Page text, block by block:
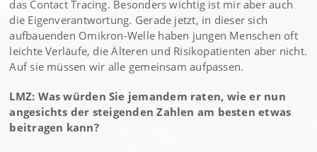
das Contact Tracing. Besonders wichtig ist mir aber auch
die Eigenverantwortung. Gerade jetzt, in dieser sich
aufbauenden Omikron-Welle haben jungen Menschen oft
leichte Verläufe, die Älteren und Risikopatienten aber nicht.
Auf sie müssen wir alle gemeinsam aufpassen.
LMZ: Was würden Sie jemandem raten, wie er nun
angesichts der steigenden Zahlen am besten etwas
beitragen kann?